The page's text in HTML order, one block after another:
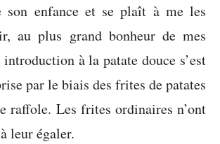
son enfance et se plaît à me les
au plus grand bonheur de mes
à la patate douce s’est
par le biais des frites de patates
raffole. Les frites ordinaires n’ont
leur égaler.